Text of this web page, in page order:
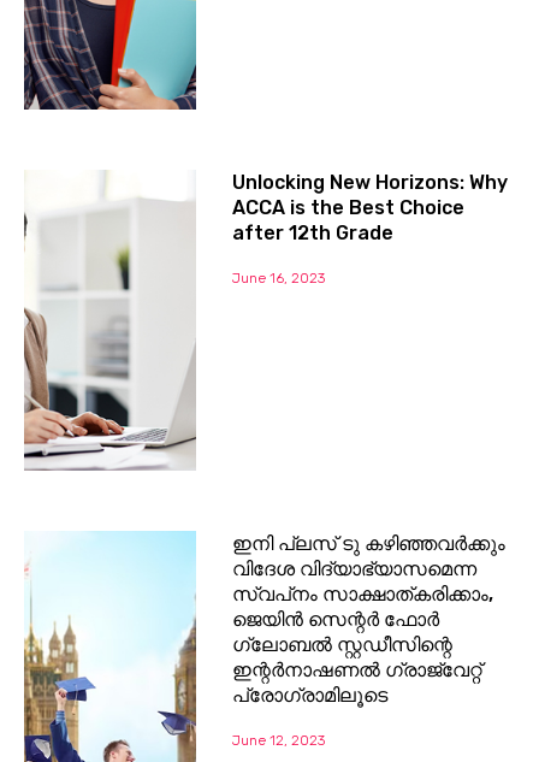
Unlocking New Horizons: Why
ACCA is the Best Choice
after 12th Grade
June 16, 2023
ഇനി പ്ലസ് ടു കഴിഞ്ഞവര്‍ക്കും
വിദേശ വിദ്യാഭ്യാസമെന്ന
സ്വപ്‌നം സാക്ഷാത്കരിക്കാം,
ജെയിന്‍ സെന്റര്‍ ഫോർ
ഗ്ലോബല്‍ സ്റ്റഡീസിന്റെ
ഇന്റര്‍നാഷണല്‍ ഗ്രാജ്വേറ്റ്
പ്രോഗ്രാമിലൂടെ
June 12, 2023